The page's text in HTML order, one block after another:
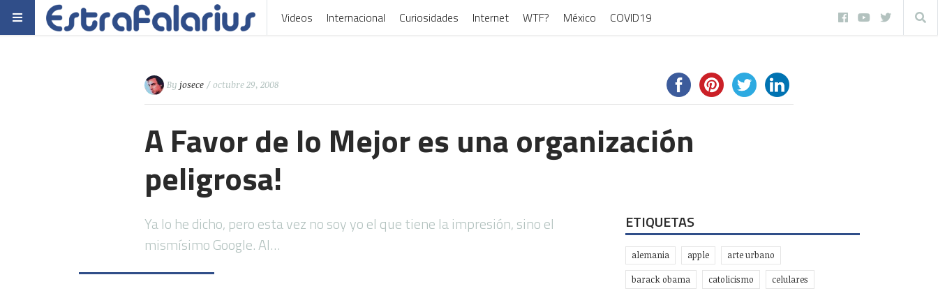
Videos Internacional Curiosidades Internet WTF? México COVID19
By josece / octubre 29, 2008
A Favor de lo Mejor es una organización
peligrosa!
Ya lo he dicho, pero esta vez no soy yo el que tiene la impresión, sino el
mismísimo Google. Al…
ETIQUETAS
alemania apple arte urbano
barack obama catolicismo celulares